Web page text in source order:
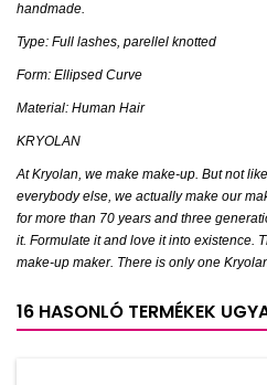
handmade.
Type: Full lashes, parellel knotted
Form: Ellipsed Curve
Material: Human Hair
KRYOLAN
At Kryolan, we make make-up. But not
everybody else, we actually make our
for more than 70 years and three
it. Formulate it and love it into existence.
make-up maker. There is only one
16 HASONLÓ TERMÉKEK